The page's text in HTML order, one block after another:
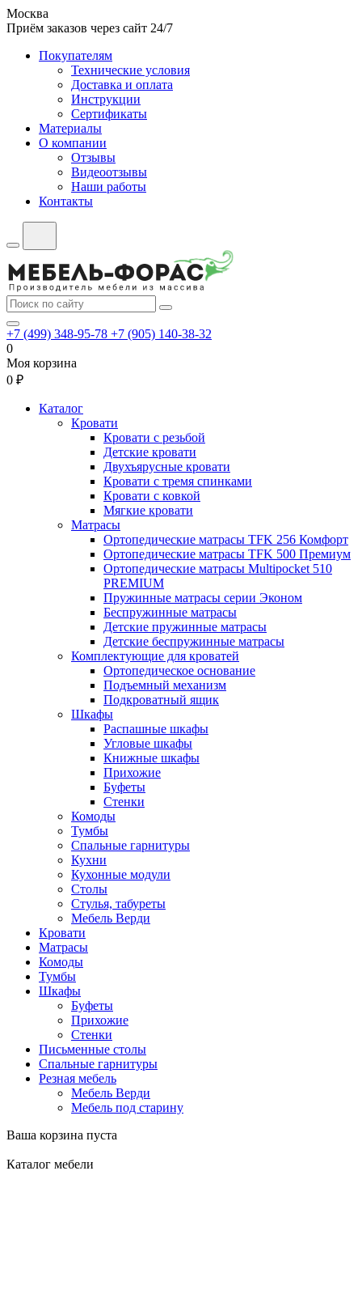
Москва
Приём заказов через сайт 24/7
Покупателям
Технические условия
Доставка и оплата
Инструкции
Сертификаты
Материалы
О компании
Отзывы
Видеоотзывы
Наши работы
Контакты
+7 (499) 348-95-78 +7 (905) 140-38-32
0
Моя корзина
0 ₽
Каталог
Кровати
Кровати с резьбой
Детские кровати
Двухъярусные кровати
Кровати с тремя спинками
Кровати с ковкой
Мягкие кровати
Матрасы
Ортопедические матрасы TFK 256 Комфорт
Ортопедические матрасы TFK 500 Премиум
Ортопедические матрасы Multipocket 510
PREMIUM
Пружинные матрасы серии Эконом
Беспружинные матрасы
Детские пружинные матрасы
Детские беспружинные матрасы
Комплектующие для кроватей
Ортопедическое основание
Подъемный механизм
Подкроватный ящик
Шкафы
Распашные шкафы
Угловые шкафы
Книжные шкафы
Прихожие
Буфеты
Стенки
Комоды
Тумбы
Спальные гарнитуры
Кухни
Кухонные модули
Столы
Стулья, табуреты
Мебель Верди
Кровати
Матрасы
Комоды
Тумбы
Шкафы
Буфеты
Прихожие
Стенки
Письменные столы
Спальные гарнитуры
Резная мебель
Мебель Верди
Мебель под старину
Ваша корзина пуста
Каталог мебели